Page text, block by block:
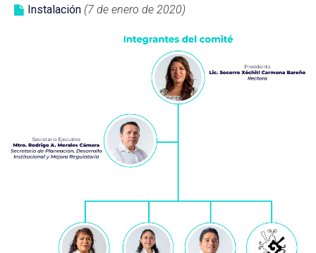
Instalación (7 de enero de 2020)